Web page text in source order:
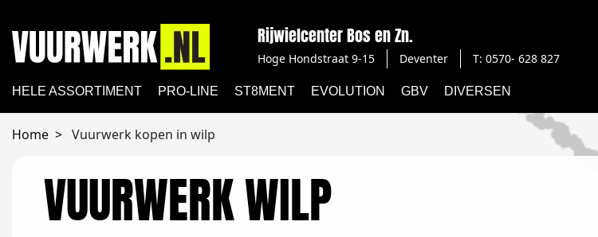
Rijwielcenter Bos en Zn.
Hoge Hondstraat 9-15 Deventer T: 0570- 628 827
HELE ASSORTIMENT PRO-LINE ST8MENT EVOLUTION GBV DIVERSEN
Home Vuurwerk kopen in wilp
VUURWERK WILP